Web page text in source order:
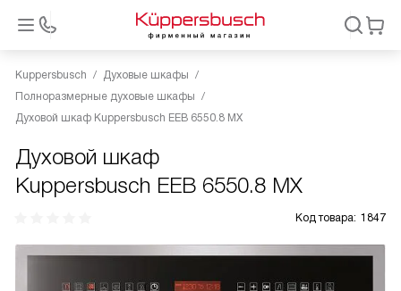
Kuppersbusch
Духовые шкафы
Полноразмерные духовые шкафы
Духовой шкаф Kuppersbusch EEB 6550.8 MX
Духовой шкаф
Kuppersbusch EEB 6550.8 MX
Код товара: 1847